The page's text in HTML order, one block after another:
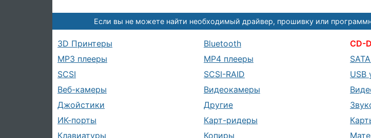
Если вы не можете найти необходимый драйвер, прошивку или
3D Принтеры Bluetooth CD-
MP3 плееры
MP4 плееры
SCSI
SCSI-RAID USB
Веб-камеры
Видеокамеры
Джойстики
Другие
ИК-порты
Карт-ридеры
Клавиатуры
Копиры